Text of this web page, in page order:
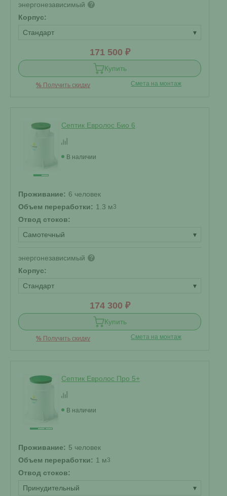
энергонезависимый ?
Корпус:
Стандарт
▾
171 500 ₽
Купить
% Получить скидку Смета на монтаж
Септик Евролос Био 6
В наличии
Проживание: 6 человек
Объем переработки: 1.3 м3
Отвод стоков:
Самотечный
▾
энергонезависимый ?
Корпус:
Стандарт
▾
174 300 ₽
Купить
% Получить скидку Смета на монтаж
Септик Евролос Про 5+
В наличии
Проживание: 5 человек
Объем переработки: 1 м3
Отвод стоков:
Принудительный
▾